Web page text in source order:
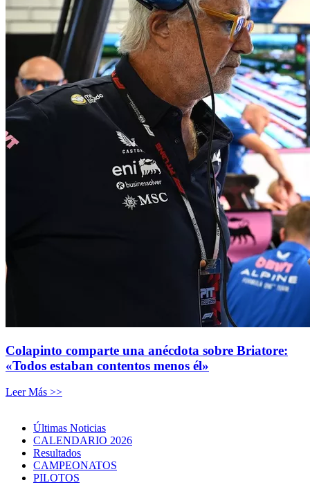
Colapinto comparte una anécdota sobre Briatore:
«Todos estaban contentos menos él»
Leer Más >>
Últimas Noticias
CALENDARIO 2026
Resultados
CAMPEONATOS
PILOTOS